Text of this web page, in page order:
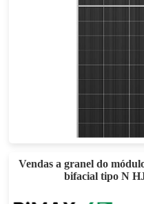
Esforço
Vendas a granel do
bifacial tipo N